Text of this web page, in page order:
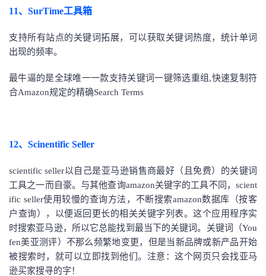
11、SurTime工具箱
支持所有站点的关键词拓展，可以获取关键词热度，统计单词
出现的频率。
最牛逼的是全球唯一一款支持关键词一键筛选重组,快速复制符
合Amazon规定的精确Search Terms
12、Scinentific Seller
scientific seller以自己是亚马逊销售商最好（且免费）的关键词
工具之一而自豪。与其他查询amazon关键字的工具不同，scient
ific seller使用较慢的查询方法，不断搜索amazon数据库（按客
户查询），以便返回更长的相关关键字列表。 这个应用程序实
时搜索亚马逊，所以它总能找到最当下的关键词。关键词（You
fen美亚测评）不那么频繁地变更，但是当新品牌或新产品开始
被搜索时，就可以立即找到他们。注意：这个网页只会找亚马
逊买家搜寻的字！